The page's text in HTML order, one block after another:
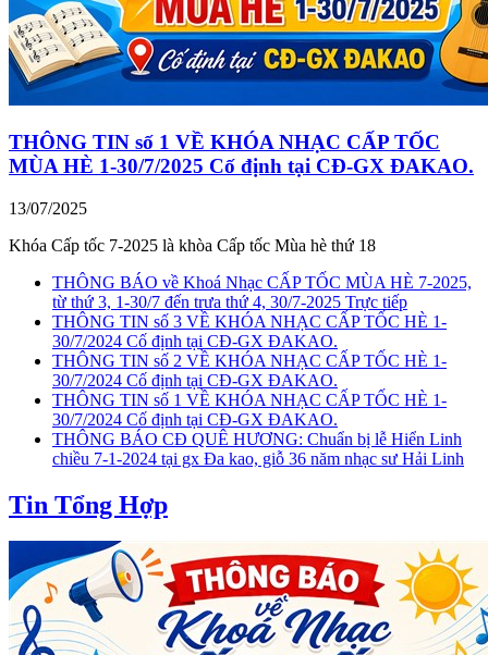
THÔNG TIN số 1 VỀ KHÓA NHẠC CẤP TỐC
MÙA HÈ 1-30/7/2025 Cố định tại CĐ-GX ĐAKAO.
13/07/2025
Khóa Cấp tốc 7-2025 là khòa Cấp tốc Mùa hè thứ 18
THÔNG BÁO về Khoá Nhạc CẤP TỐC MÙA HÈ 7-2025,
từ thứ 3, 1-30/7 đến trưa thứ 4, 30/7-2025 Trực tiếp
THÔNG TIN số 3 VỀ KHÓA NHẠC CẤP TỐC HÈ 1-
30/7/2024 Cố định tại CĐ-GX ĐAKAO.
THÔNG TIN số 2 VỀ KHÓA NHẠC CẤP TỐC HÈ 1-
30/7/2024 Cố định tại CĐ-GX ĐAKAO.
THÔNG TIN số 1 VỀ KHÓA NHẠC CẤP TỐC HÈ 1-
30/7/2024 Cố định tại CĐ-GX ĐAKAO.
THÔNG BÁO CĐ QUÊ HƯƠNG: Chuẩn bị lễ Hiển Linh
chiều 7-1-2024 tại gx Đa kao, giỗ 36 năm nhạc sư Hải Linh
Tin Tổng Hợp